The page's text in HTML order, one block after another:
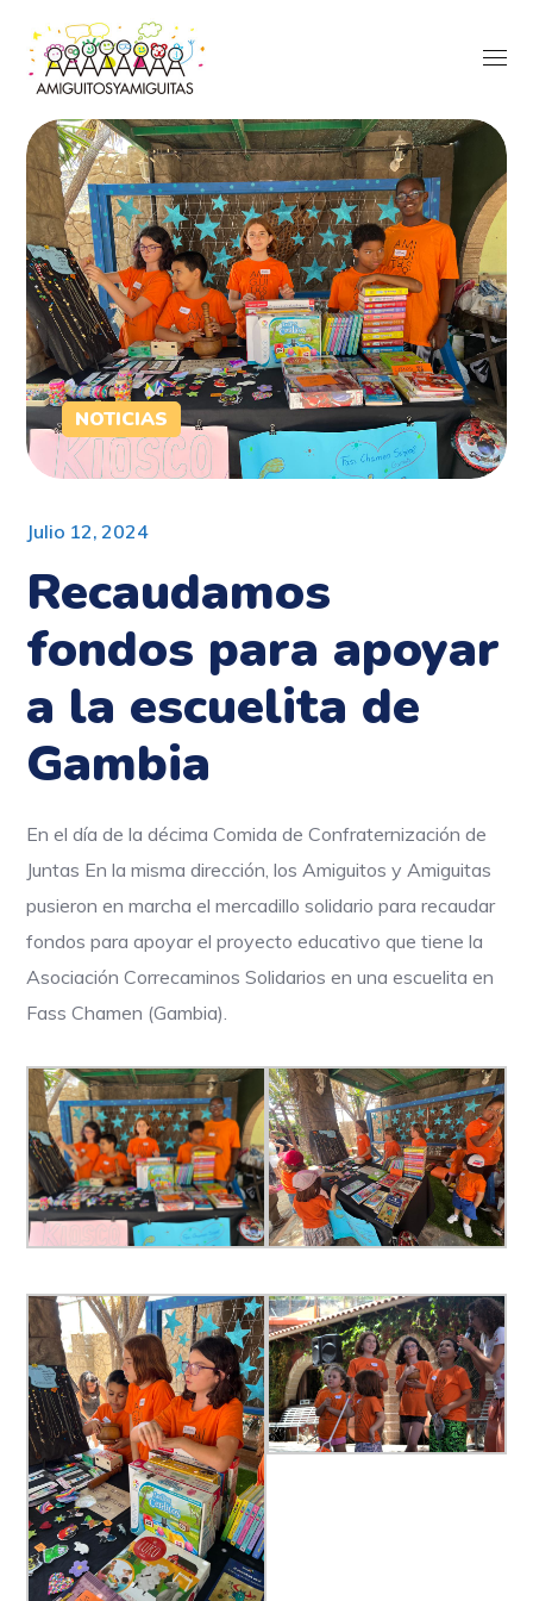
NOTICIAS
Julio 12, 2024
Recaudamos
fondos para apoyar
a la escuelita de
Gambia
En el día de la décima Comida de Confraternización de
Juntas En la misma dirección, los Amiguitos y Amiguitas
pusieron en marcha el mercadillo solidario para recaudar
fondos para apoyar el proyecto educativo que tiene la
Asociación Correcaminos Solidarios en una escuelita en
Fass Chamen (Gambia).